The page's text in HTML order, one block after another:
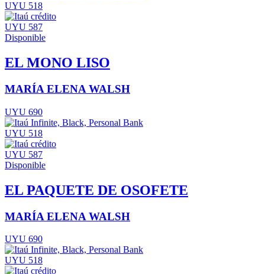
UYU 518
UYU 587
Disponible
EL MONO LISO
MARÍA ELENA WALSH
UYU 690
UYU 518
UYU 587
Disponible
EL PAQUETE DE OSOFETE
MARÍA ELENA WALSH
UYU 690
UYU 518